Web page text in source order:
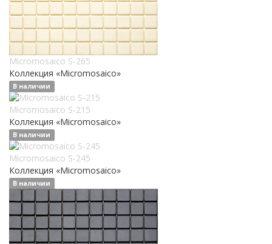
Micromosaico S-265
Коллекция «Micromosaico»
В наличии
Micromosaico S-215
Коллекция «Micromosaico»
В наличии
Micromosaico S-245
Коллекция «Micromosaico»
В наличии